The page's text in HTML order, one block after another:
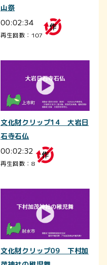
山祭
00:02:34
再生回数：107
文化財クリップ14 大岩日
石寺石仏
00:02:32
再生回数：8
文化財クリップ09 下村加